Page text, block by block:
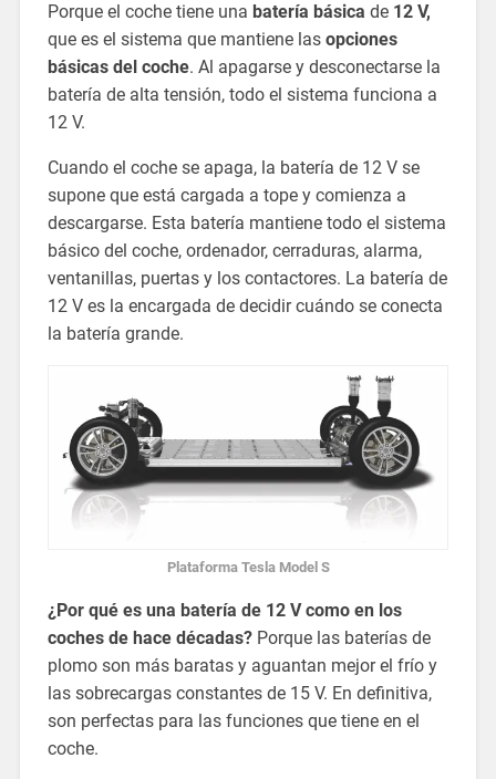
Porque el coche tiene una batería básica de 12 V,
que es el sistema que mantiene las opciones
básicas del coche. Al apagarse y desconectarse la
batería de alta tensión, todo el sistema funciona a
12 V.
Cuando el coche se apaga, la batería de 12 V se
supone que está cargada a tope y comienza a
descargarse. Esta batería mantiene todo el sistema
básico del coche, ordenador, cerraduras, alarma,
ventanillas, puertas y los contactores. La batería de
12 V es la encargada de decidir cuándo se conecta
la batería grande.
Plataforma Tesla Model S
¿Por qué es una batería de 12 V como en los
coches de hace décadas? Porque las baterías de
plomo son más baratas y aguantan mejor el frío y
las sobrecargas constantes de 15 V. En definitiva,
son perfectas para las funciones que tiene en el
coche.